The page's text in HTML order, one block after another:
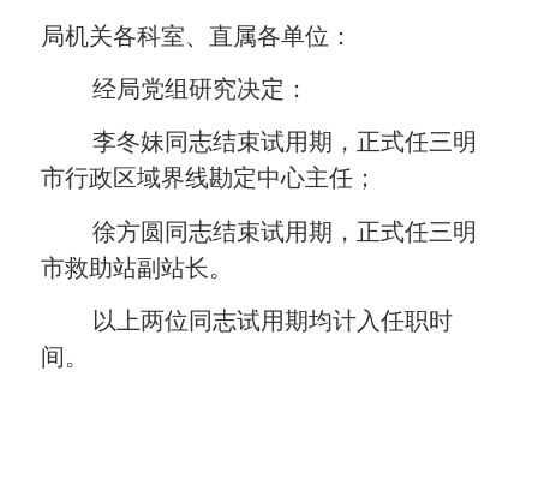
局机关各科室、直属各单位：
经局党组研究决定：
李冬妹同志结束试用期，正式任三明
市行政区域界线勘定中心主任；
徐方圆同志结束试用期， 正式任三明
市救助站副站长。
以上两位同志试用期均计入任职时
间。